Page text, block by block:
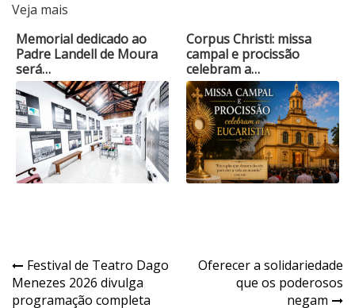
Veja mais
Memorial dedicado ao
Padre Landell de Moura
será…
Corpus Christi: missa
campal e procissão
celebram a…
Navegação
de
Festival de Teatro Dago
Menezes 2026 divulga
programação completa
Oferecer a solidariedade
que os poderosos
negam